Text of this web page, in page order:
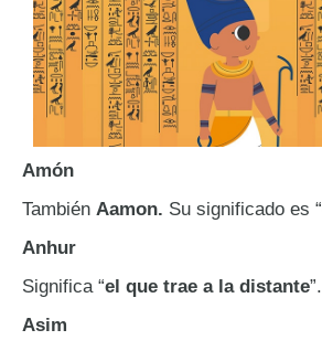
Amón
También Aamon. Su significado es “
Anhur
Significa “el que trae a la distante”.
Asim